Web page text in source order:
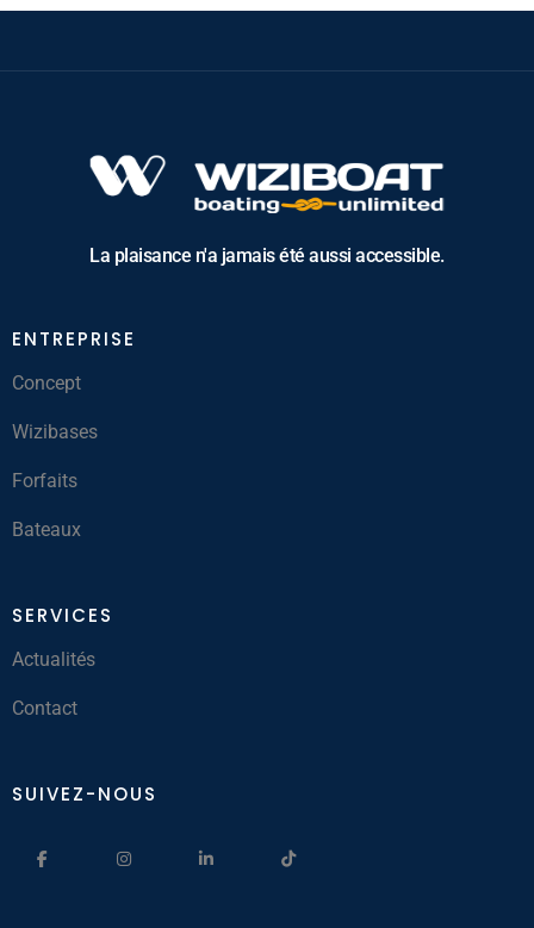
La plaisance n'a jamais été aussi accessible.
ENTREPRISE
Concept
Wizibases
Forfaits
Bateaux
SERVICES
Actualités
Contact
SUIVEZ-NOUS